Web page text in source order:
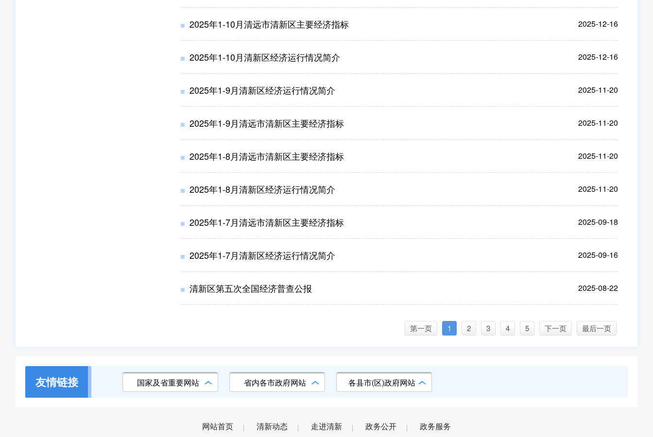
2025年1-10月清远市清新区主要经济指标 2025-12-16
2025年1-10月清新区经济运行情况简介 2025-12-16
2025年1-9月清新区经济运行情况简介 2025-11-20
2025年1-9月清远市清新区主要经济指标 2025-11-20
2025年1-8月清远市清新区主要经济指标 2025-11-20
2025年1-8月清新区经济运行情况简介 2025-11-20
2025年1-7月清远市清新区主要经济指标 2025-09-18
2025年1-7月清新区经济运行情况简介 2025-09-16
清新区第五次全国经济普查公报 2025-08-22
第一页 1 2 3 4 5 下一页 最后一页
友情链接 国家及省重要网站 省内各市政府网站 各县市(区)政府网站
网站首页 清新动态 走进清新 政务公开 政务服务